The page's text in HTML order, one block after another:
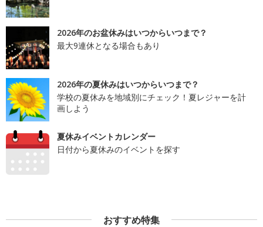
2026年のお盆休みはいつからいつまで？
最大9連休となる場合もあり
2026年の夏休みはいつからいつまで？
学校の夏休みを地域別にチェック！夏レジャーを計
画しよう
夏休みイベントカレンダー
日付から夏休みのイベントを探す
おすすめ特集